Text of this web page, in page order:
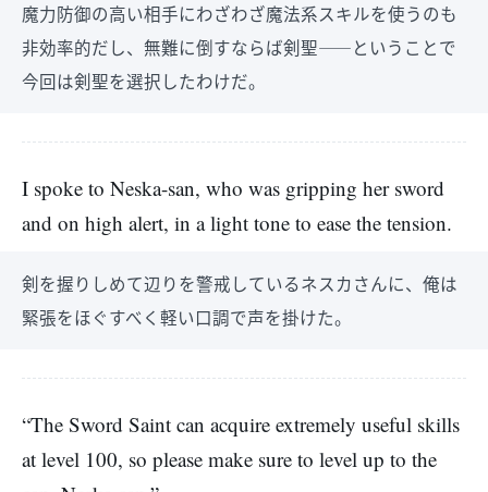
魔力防御の高い相手にわざわざ魔法系スキルを使うのも
非効率的だし、無難に倒すならば剣聖――ということで
今回は剣聖を選択したわけだ。
I spoke to Neska-san, who was gripping her sword
and on high alert, in a light tone to ease the tension.
剣を握りしめて辺りを警戒しているネスカさんに、俺は
緊張をほぐすべく軽い口調で声を掛けた。
“The Sword Saint can acquire extremely useful skills
at level 100, so please make sure to level up to the